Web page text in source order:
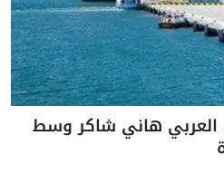
العربي هاني شاكر وسط